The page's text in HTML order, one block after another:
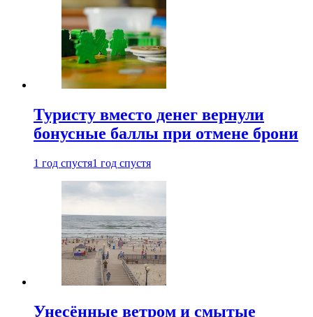
Туристу вместо денег вернули
бонусные баллы при отмене брони
1 год спустя1 год спустя
Унесённые ветром и смытые